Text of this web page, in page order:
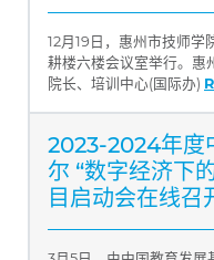
12月19日，惠州市技师
耕楼六楼会议室举行。惠
院长、培训中心(国际办)
2023-2024年度
尔 “数字经济下
目启动会在线召